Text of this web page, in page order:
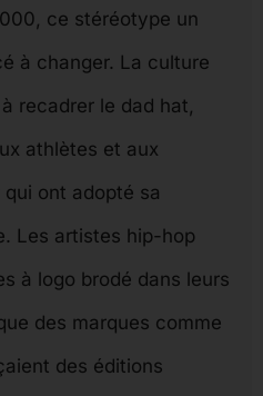
ce stéréotype un
à changer. La culture
recadrer le dad hat,
athlètes et aux
ont adopté sa
Les artistes hip-hop
à logo brodé dans leurs
des marques comme
des éditions